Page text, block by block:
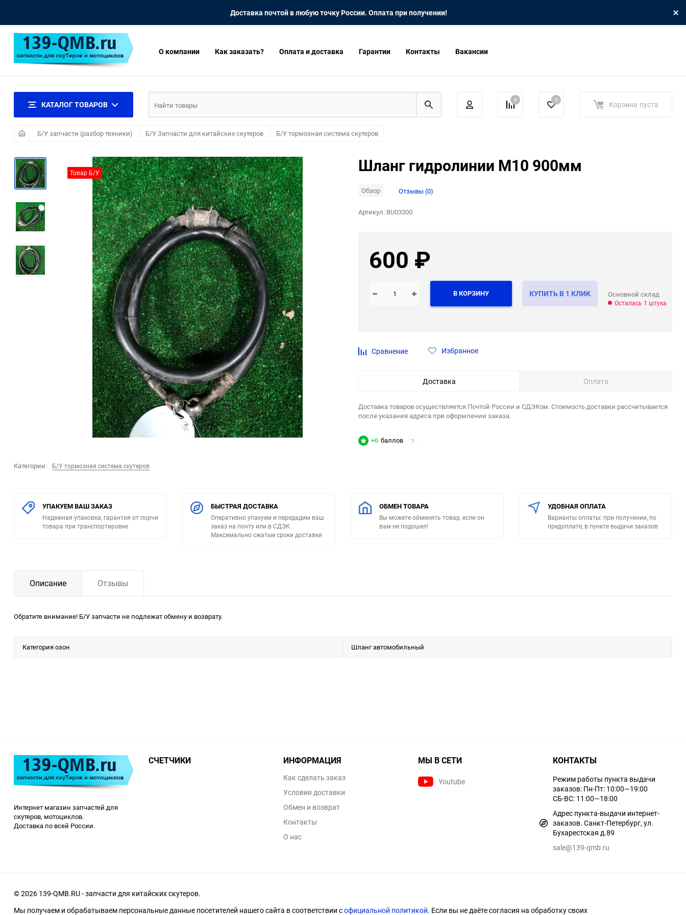
Доставка почтой в любую точку России. Оплата при получении!
О компании Как заказать? Оплата и доставка Гарантии Контакты Вакансии
КАТАЛОГ ТОВАРОВ 0 0 Корзина пуста
Б/У запчасти (разбор техники) Б/У Запчасти для китайских скутеров Б/У тормозная система скутеров
Товар Б/У
Категории: Б/У тормозная система скутеров
Шланг гидролинии М10 900мм
Обзор Отзывы (0)
Артикул: BU03300
600 ₽
В КОРЗИНУ КУПИТЬ В 1 КЛИК Основной склад
Осталась 1 штука
Сравнение Избранное
Доставка Оплата
Доставка товаров осуществляется Почтой России и СДЭКом. Стоимость доставки рассчитывается
после указания адреса при оформлении заказа.
+6 баллов ?
УПАКУЕМ ВАШ ЗАКАЗ
Надежная упаковка, гарантия от порчи
товара при транспортировке
БЫСТРАЯ ДОСТАВКА
Оперативно упакуем и передадим ваш
заказ на почту или в СДЭК.
Максимально сжатые сроки доставки
ОБМЕН ТОВАРА
Вы можете обменять товар, если он
вам не подошел!
УДОБНАЯ ОПЛАТА
Варианты оплаты: при получении, по
предоплате, в пункте выдачи заказов
Описание Отзывы
Обратите внимание! Б/У запчасти не подлежат обмену и возврату.
Категория озон Шланг автомобильный
Интернет магазин запчастей для
скутеров, мотоциклов.
Доставка по всей России.
СЧЕТЧИКИ ИНФОРМАЦИЯ
Как сделать заказ
Условия доставки
Обмен и возврат
Контакты
О нас
МЫ В СЕТИ
Youtube
КОНТАКТЫ
Режим работы пункта выдачи
заказов: Пн-Пт: 10:00—19:00
СБ-ВС: 11:00—18:00
Адрес пункта-выдачи интернет-
заказов. Санкт-Петербург, ул.
Бухарестская д.89
sale@139-qmb.ru
© 2026 139-QMB.RU - запчасти для китайских скутеров.
Мы получаем и обрабатываем персональные данные посетителей нашего сайта в соответствии софициальной политикой. Если вы не даёте согласия на обработку своих